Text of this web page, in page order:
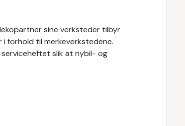
sine verksteder tilbyr
forhold til merkeverkstedene.
slik at nybil- og